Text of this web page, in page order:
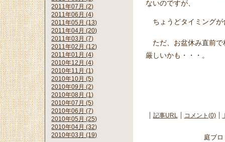
ないのですが、
ちょうどタイミングが
ただ、お盆休み直前で
厳しいかも・・・。
記事URL コメント(0)
庭ブ
2011年07月 (2)
2011年06月 (4)
2011年05月 (13)
2011年04月 (20)
2011年03月 (7)
2011年02月 (12)
2011年01月 (4)
2010年12月 (4)
2010年11月 (1)
2010年10月 (5)
2010年09月 (2)
2010年08月 (1)
2010年07月 (5)
2010年06月 (7)
2010年05月 (25)
2010年04月 (32)
2010年03月 (19)